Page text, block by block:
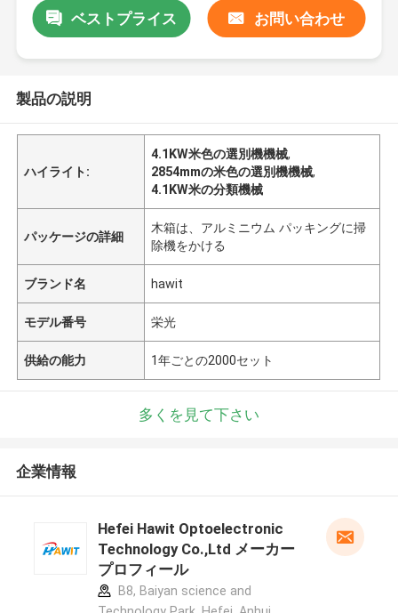
ベストプライス お問い合わせ
製品の説明
ハイライト:
4.1KW米色の選別機機械,
2854mmの米色の選別機機械,
4.1KW米の分類機械
パッケージの詳細
木箱は、アルミニウム パッキングに掃
除機をかける
ブランド名 hawit
モデル番号 栄光
供給の能力 1年ごとの2000セット
多くを見て下さい
企業情報
Hefei Hawit Optoelectronic
Technology Co.,Ltd メーカー
プロフィール
B8, Baiyan science and